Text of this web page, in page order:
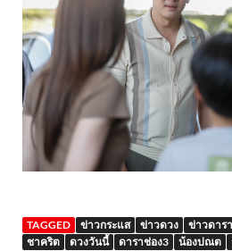
TAGGED ข่าวกระแส ข่าวดวง ข่าวดารา
ชาคริต
ดวงวันนี้ ดาราช่อง3 น้องปณต